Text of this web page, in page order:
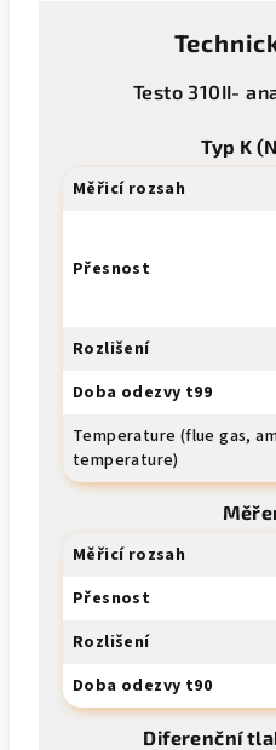
Testo 310II-
Typ K
Měřicí rozsah
Přesnost
Rozlišení
Doba odezvy t99
Temperature (flue gas,
temperature)
Měřicí rozsah
Přesnost
Rozlišení
Doba odezvy t90
Diferenční